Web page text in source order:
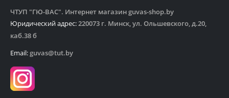
ЧТУП "ГЮ-ВАС". Интернет магазин guvas-shop.by
Юридический адрес:220073 г. Минск, ул. Ольшевского, д.20,
каб.38 б
Email:guvas@tut.by